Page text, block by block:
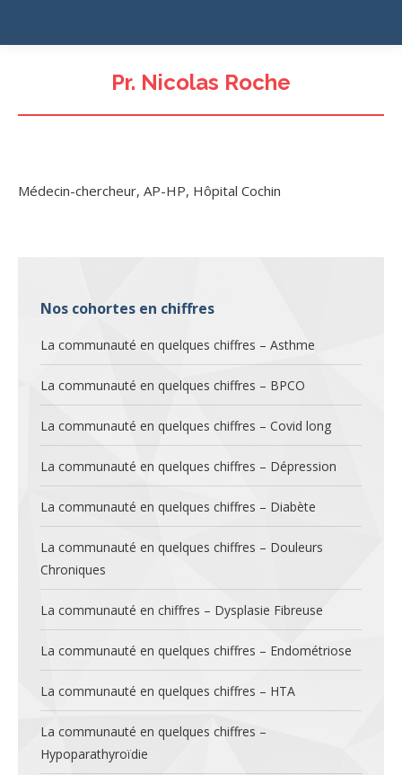
Pr. Nicolas Roche
Médecin-chercheur, AP-HP, Hôpital Cochin
Nos cohortes en chiffres
La communauté en quelques chiffres – Asthme
La communauté en quelques chiffres – BPCO
La communauté en quelques chiffres – Covid long
La communauté en quelques chiffres – Dépression
La communauté en quelques chiffres – Diabète
La communauté en quelques chiffres – Douleurs
Chroniques
La communauté en chiffres – Dysplasie Fibreuse
La communauté en quelques chiffres – Endométriose
La communauté en quelques chiffres – HTA
La communauté en quelques chiffres –
Hypoparathyroïdie